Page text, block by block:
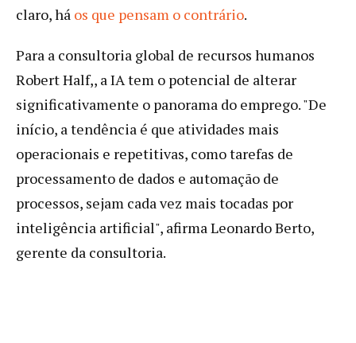
claro, há os que pensam o contrário.
Para a consultoria global de recursos humanos
Robert Half,, a IA tem o potencial de alterar
significativamente o panorama do emprego. "De
início, a tendência é que atividades mais
operacionais e repetitivas, como tarefas de
processamento de dados e automação de
processos, sejam cada vez mais tocadas por
inteligência artificial", afirma Leonardo Berto,
gerente da consultoria.